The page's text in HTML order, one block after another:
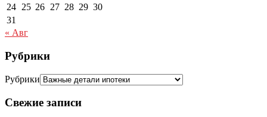
24 25 26 27 28 29 30
31
« Авг
Рубрики
Рубрики
Свежие записи